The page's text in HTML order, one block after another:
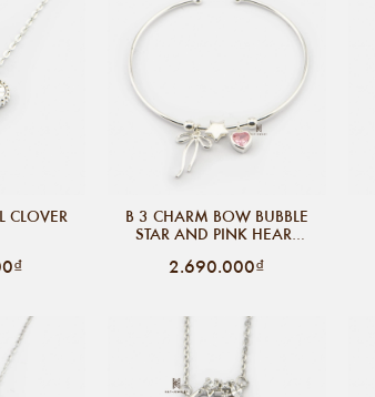
CLOVER B 3 CHARM BOW BUBBLE
STAR AND PINK HEART
2.690.000₫